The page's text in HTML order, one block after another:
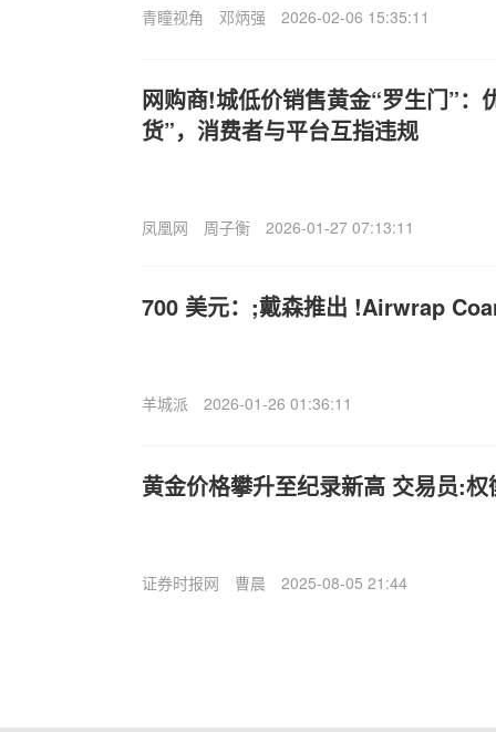
青瞳视角 邓炳强 2026-02-06 15:35:11
网购商!城低价销售黄金“罗生门”：
货”，消费者与平台互指违规
凤凰网 周子衡 2026-01-27 07:13:11
700 美元：;戴森推出 !Airwrap
羊城派 2026-01-26 01:36:11
黄金价格攀升至纪录新高 交易员:
证券时报网 曹晨 2025-08-05 21:44